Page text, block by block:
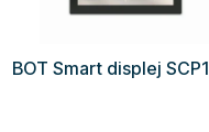
BOT Smart displej SCP1